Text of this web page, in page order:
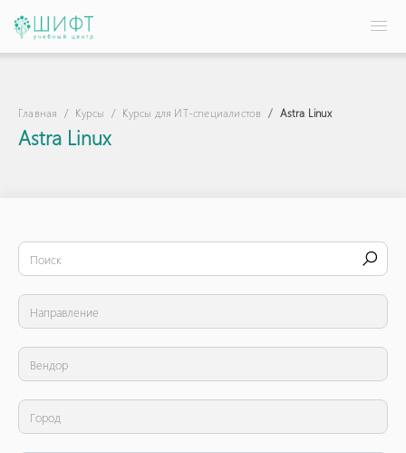
Главная Курсы Курсы для ИТ-специалистов Astra Linux
Astra Linux